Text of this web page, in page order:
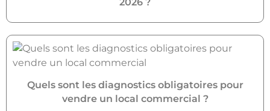
Quels sont les diagnostics obligatoires pour
vendre un local commercial ?